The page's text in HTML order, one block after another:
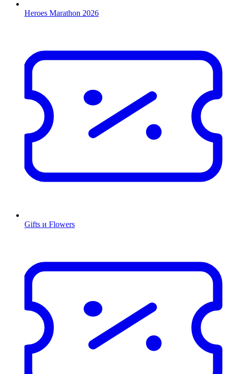
Heroes Marathon 2026
Gifts и Flowers